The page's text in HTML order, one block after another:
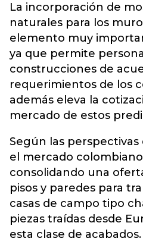
La incorporación de
naturales para los
elemento muy
ya que permite
construcciones de
requerimientos de los
además eleva la
mercado de estos
Según las
el mercado
consolidando una
pisos y paredes para
casas de campo tipo
piezas traídas desde
esta clase de acabados.